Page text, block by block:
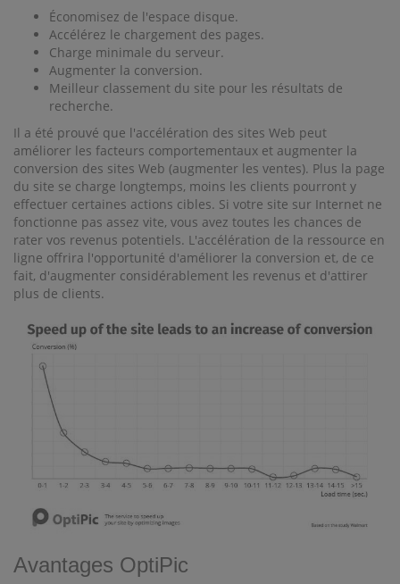
Économisez de l'espace disque.
Accélérez le chargement des pages.
Charge minimale du serveur.
Augmenter la conversion.
Meilleur classement du site pour les résultats de
recherche.
Il a été prouvé que l'accélération des sites Web peut
améliorer les facteurs comportementaux et augmenter la
conversion des sites Web (augmenter les ventes). Plus la page
du site se charge longtemps, moins les clients pourront y
effectuer certaines actions cibles. Si votre site sur Internet ne
fonctionne pas assez vite, vous avez toutes les chances de
rater vos revenus potentiels. L'accélération de la ressource en
ligne offrira l'opportunité d'améliorer la conversion et, de ce
fait, d'augmenter considérablement les revenus et d'attirer
plus de clients.
Avantages OptiPic